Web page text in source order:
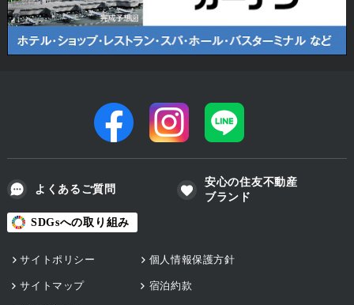
よくあるご質問
安心の住友不動産
ブランド
SDGsへの取り組み
サイトポリシー 個人情報保護方針
サイトマップ 宿泊約款